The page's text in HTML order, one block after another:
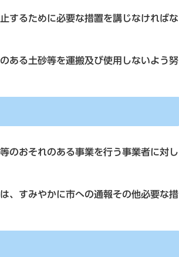
るために必要な措置を講じなければな
る土砂等を運搬及び使用しないよう努
おそれのある事業を行う事業者に対し
すみやかに市への通報その他必要な措